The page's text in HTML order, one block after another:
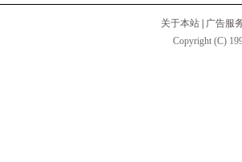
关于本站
广告服
Copyright (C)